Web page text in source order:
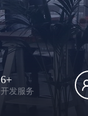
6+
开发服务